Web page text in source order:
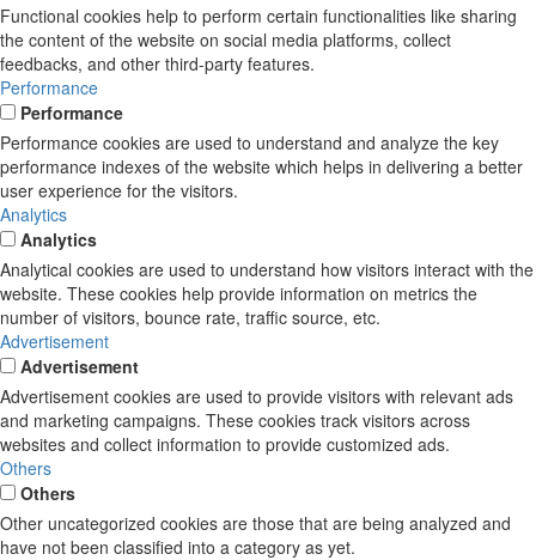
Functional cookies help to perform certain functionalities like sharing
the content of the website on social media platforms, collect
feedbacks, and other third-party features.
Performance
Performance
Performance cookies are used to understand and analyze the key
performance indexes of the website which helps in delivering a better
user experience for the visitors.
Analytics
Analytics
Analytical cookies are used to understand how visitors interact with the
website. These cookies help provide information on metrics the
number of visitors, bounce rate, traffic source, etc.
Advertisement
Advertisement
Advertisement cookies are used to provide visitors with relevant ads
and marketing campaigns. These cookies track visitors across
websites and collect information to provide customized ads.
Others
Others
Other uncategorized cookies are those that are being analyzed and
have not been classified into a category as yet.